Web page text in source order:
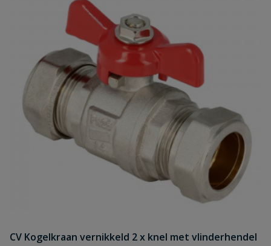
CV Kogelkraan vernikkeld 2 x knel met vlinderhendel